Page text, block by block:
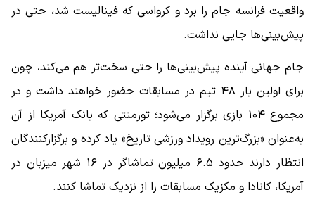
واقعیت فرانسه جام را برد و کرواسی که فینالیست شد، حتی در
پیش‌بینی‌ها جایی نداشت.
جام جهانی آینده پیش‌بینی‌ها را حتی سخت‌تر هم می‌کند، چون
برای اولین بار ۴۸ تیم در مسابقات حضور خواهند داشت و در
مجموع ۱۰۴ بازی برگزار می‌شود؛ تورمنتی که بانک آمریکا از آن
به‌عنوان «بزرگ‌ترین رویداد ورزشی تاریخ» یاد کرده و برگزارکنندگان
انتظار دارند حدود ۶.۵ میلیون تماشاگر در ۱۶ شهر میزبان در
آمریکا، کانادا و مکزیک مسابقات را از نزدیک تماشا کنند.